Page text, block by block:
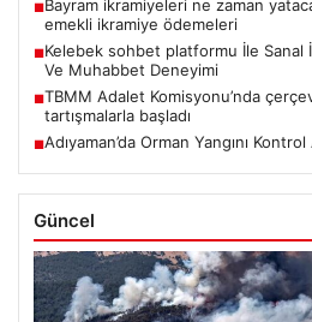
■Bayram ikramiyeleri ne zaman
emekli ikramiye ödemeleri
■Kelebek sohbet platformu İle Sanal
Ve Muhabbet Deneyimi
■TBMM Adalet Komisyonu’nda
tartışmalarla başladı
■Adıyaman’da Orman Yangını Kontrol
Güncel